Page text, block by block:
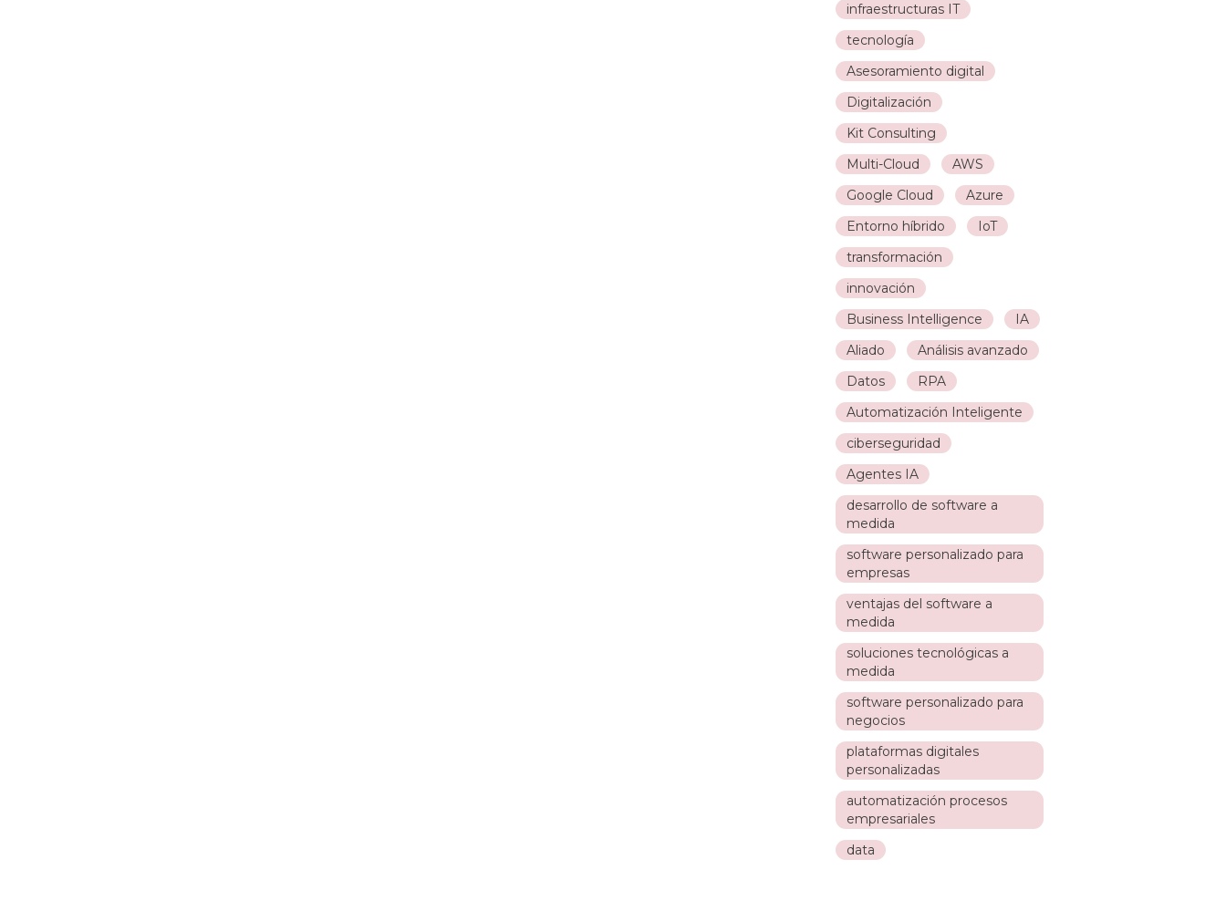
infraestructuras IT
tecnología
Asesoramiento digital
Digitalización
Kit Consulting
Multi-Cloud
AWS
Google Cloud
Azure
Entorno híbrido
IoT
transformación
innovación
Business Intelligence
IA
Aliado
Análisis avanzado
Datos
RPA
Automatización Inteligente
ciberseguridad
Agentes IA
desarrollo de software a
medida
software personalizado para
empresas
ventajas del software a
medida
soluciones tecnológicas a
medida
software personalizado para
negocios
plataformas digitales
personalizadas
automatización procesos
empresariales
data